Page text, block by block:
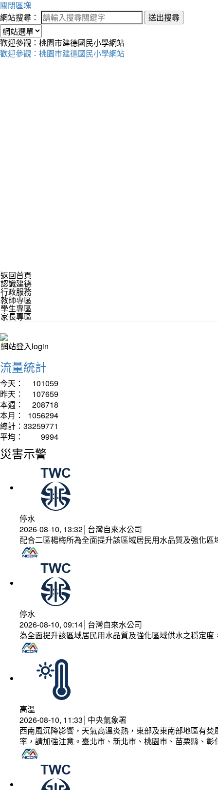
關閉區塊
網站搜尋：
送出搜尋
歡迎參觀：桃園市建德國民小學網站
歡迎參觀：桃園市建德國民小學網站
返回首頁
認識建德
行政服務
教師專區
學生專區
家長專區
網站登入login
流量統計
今天：
101059
昨天：
107659
本週：
208718
本月：
1056294
總計： 33259771
平均：
9994
災害示警
停水
2026-08-10, 13:32│台灣自來水公司
配合二區楊梅所為全面提升該區域居民用水品質及強化
停水
2026-08-10, 09:14│台灣自來水公司
為全面提升該區域居民用水品質及強化區域供水之穩定
高溫
2026-08-10, 11:33│中央氣象署
西南風沉降影響，天氣高溫炎熱，東部及東南部地區有
率，請加強注意。臺北市、新北市、桃園市、苗栗縣、